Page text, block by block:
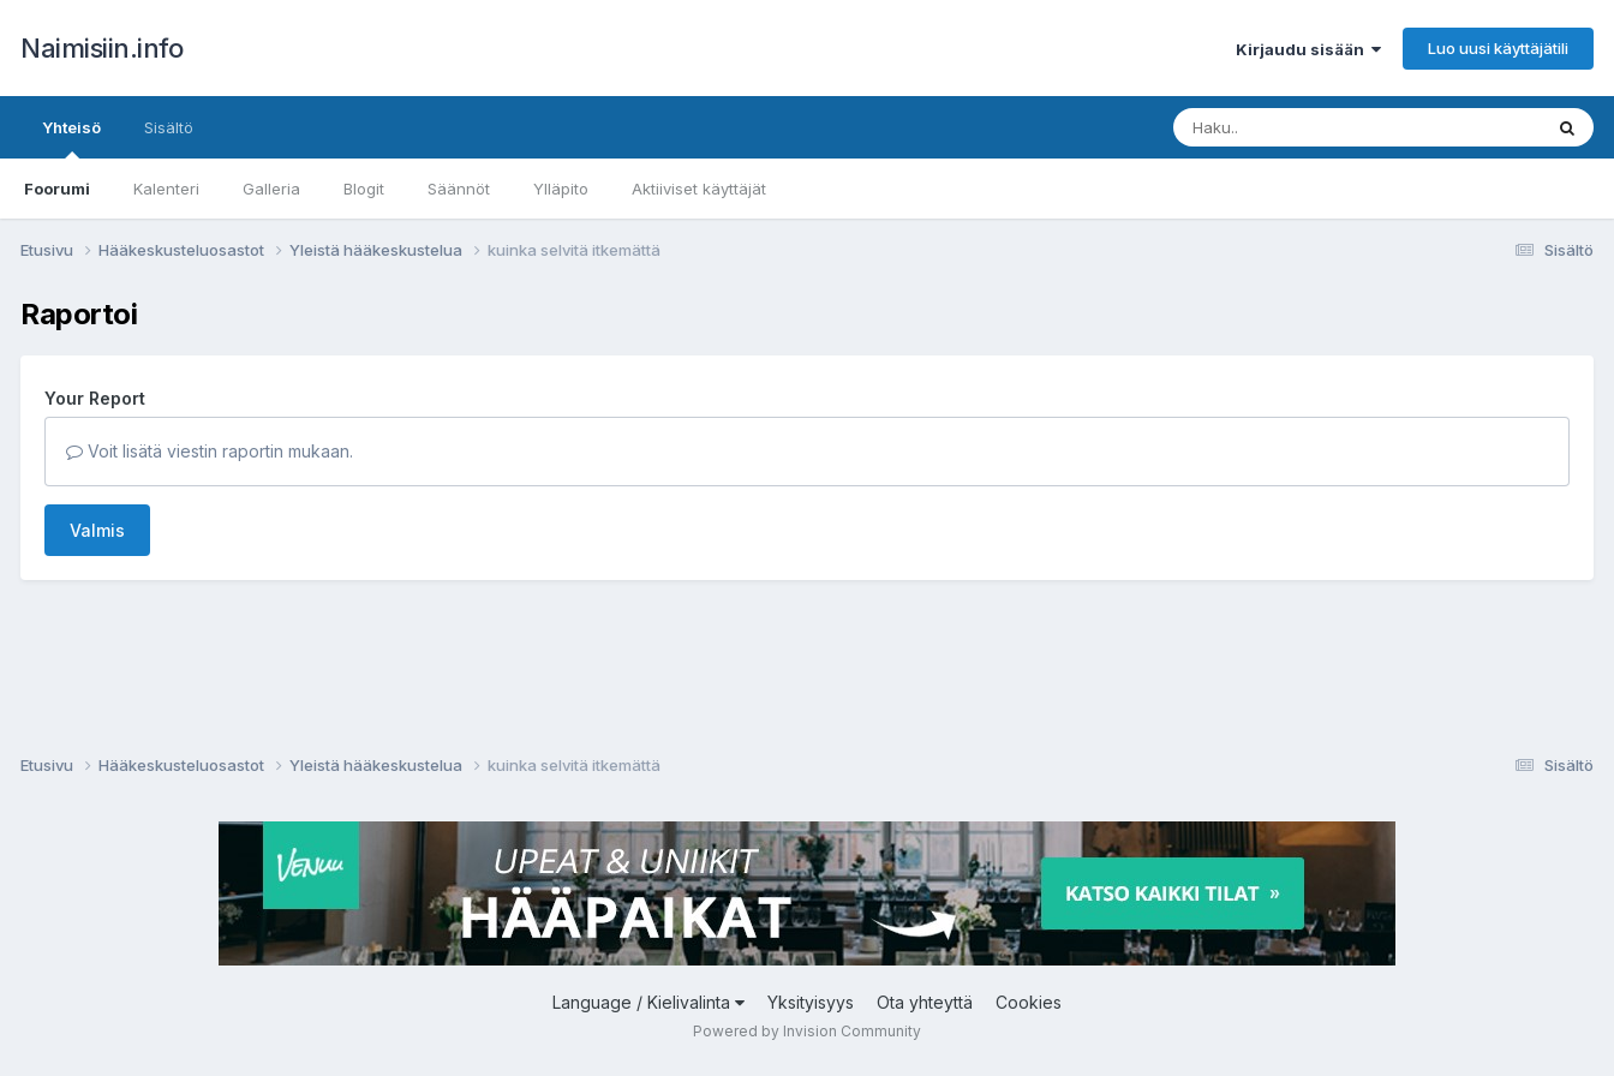
Naimisiin.info Kirjaudu sisään Luo uusi käyttäjätili
Yhteisö
Foorumi Kalenteri Galleria Blogit Säännöt Ylläpito Aktiiviset käyttäjät
Sisältö
Sisältö
Etusivu Hääkeskusteluosastot Yleistä hääkeskustelua kuinka selvitä itkemättä
Raportoi
Your Report
Voit lisätä viestin raportin mukaan.
Valmis
Sisältö
Etusivu Hääkeskusteluosastot Yleistä hääkeskustelua kuinka selvitä itkemättä
Language / Kielivalinta Yksityisyys Ota yhteyttä Cookies
Powered by Invision Community